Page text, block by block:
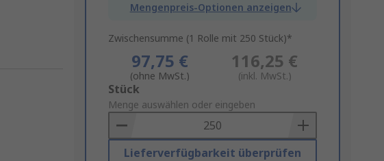
Mengenpreis-Optionen anzeigen
Zwischensumme (1 Rolle mit 250 Stück)*
97,75 €
(ohne MwSt.)
116,25 €
(inkl. MwSt.)
Add
to
Basket
Stück
Menge auswählen oder eingeben
Lieferverfügbarkeit überprüfen